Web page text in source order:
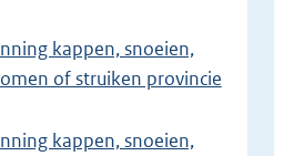
kappen, snoeien,
of struiken provincie
kappen, snoeien,